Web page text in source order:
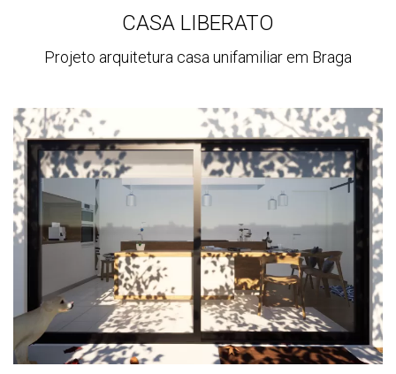
CASA LIBERATO
Projeto arquitetura casa unifamiliar em Braga
Ver
mais